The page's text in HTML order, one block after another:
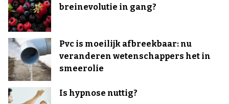
breinevolutie in gang?
Pvc is moeilijk afbreekbaar: nu
veranderen wetenschappers het in
smeerolie
Is hypnose nuttig?